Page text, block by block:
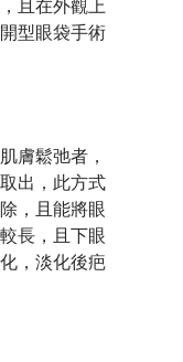
且在外觀上
型眼袋手術
膚鬆弛者，
出，此方式
，且能將眼
長，且下眼
，淡化後疤